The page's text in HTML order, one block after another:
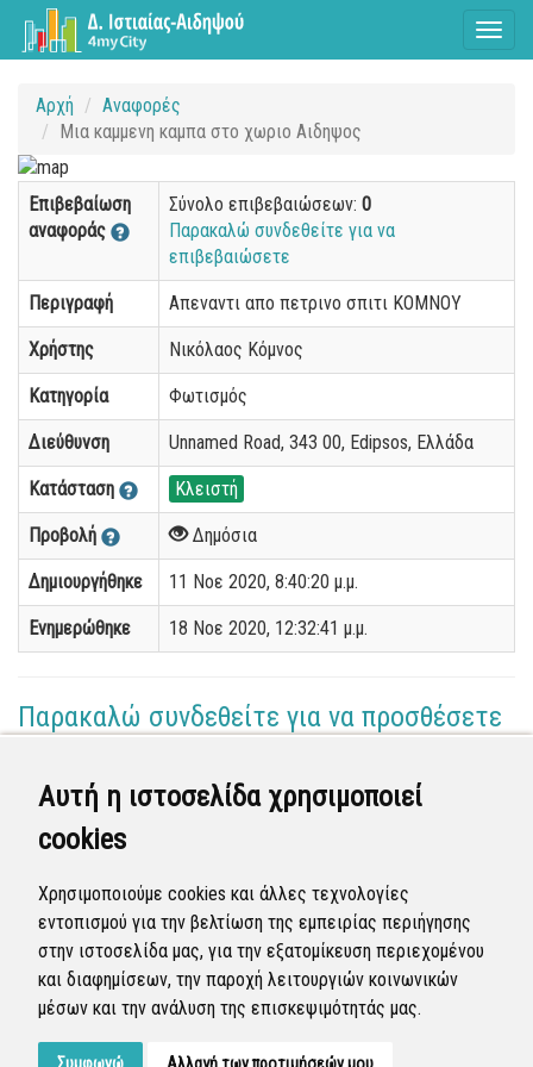
Αυτή η ιστοσελίδα χρησιμοποιεί
cookies
Χρησιμοποιούμε cookies και άλλες τεχνολογίες
εντοπισμού για την βελτίωση της εμπειρίας περιήγησης
στην ιστοσελίδα μας, για την εξατομίκευση περιεχομένου
και διαφημίσεων, την παροχή λειτουργιών κοινωνικών
μέσων και την ανάλυση της επισκεψιμότητάς μας.
Αρχή
Αναφορές
Μια καμμενη καμπα στο χωριο Αιδηψος
Επιβεβαίωση
αναφοράς
Σύνολο επιβεβαιώσεων: 0
Παρακαλώ συνδεθείτε για να
επιβεβαιώσετε
Περιγραφή Απεναντι απο πετρινο σπιτι ΚΟΜΝΟΥ
Χρήστης Νικόλαος Κόμνος
Κατηγορία Φωτισμός
Διεύθυνση Unnamed Road, 343 00, Edipsos, Ελλάδα
Κατάσταση Κλειστή
Προβολή Δημόσια
Δημιουργήθηκε 11 Νοε 2020, 8:40:20 μ.μ.
Ενημερώθηκε 18 Νοε 2020, 12:32:41 μ.μ.
Παρακαλώ συνδεθείτε για να προσθέσετε
(Επόπτης)
17 Νοε 2020 - 15:09
Ολοκληρώθηκε η διεκπεραίωση της αναφοράς από
τον Δήμο.